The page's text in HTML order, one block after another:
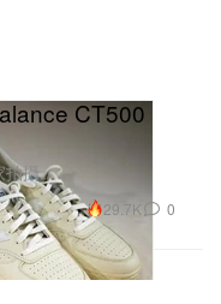
CT500
拍攝。
29.7K 0